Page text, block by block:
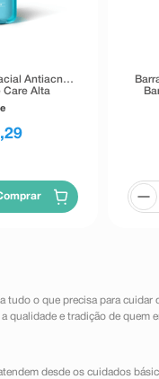
Antiacne
Care Alta
140g
,29
o que precisa para
a qualidade e tradição de quem
desde os cuidados